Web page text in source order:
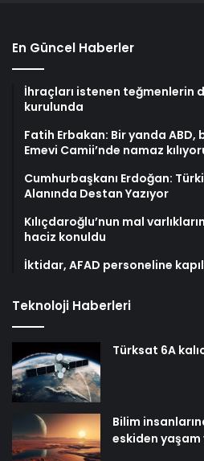
En Güncel Haberler
İhraçları istenen teğmenlerin
kurulunda
Fatih Erbakan: Bir yanda ABD,
Emevi Camii’nde namaz
Cumhurbaşkanı Erdoğan:
Alanında Destan Yazıyor
Kılıçdaroğlu’nun mal
haciz konuldu
İktidar, AFAD personeline
Teknoloji Haberleri
Türksat 6A
Bilim
eskiden yaşam